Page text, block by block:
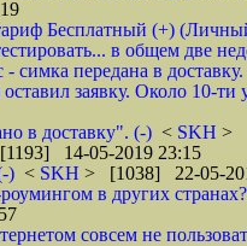
Бесплатный (+)
в общем две
- симка передана в
заявку. Около 10-ти
в доставку". (-) < SKH >
14-05-2019 23:15
) < SKH > [1038] 22-05-
в других
совсем не